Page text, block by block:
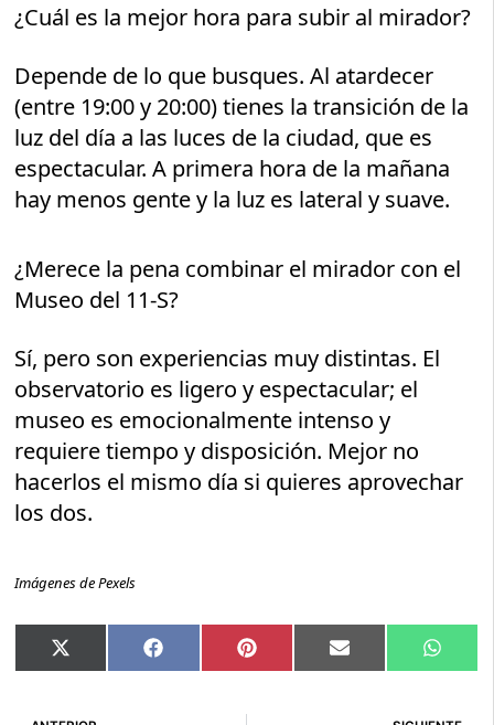
¿Cuál es la mejor hora para subir al mirador?
Depende de lo que busques. Al atardecer
(entre 19:00 y 20:00) tienes la transición de la
luz del día a las luces de la ciudad, que es
espectacular. A primera hora de la mañana
hay menos gente y la luz es lateral y suave.
¿Merece la pena combinar el mirador con el
Museo del 11-S?
Sí, pero son experiencias muy distintas. El
observatorio es ligero y espectacular; el
museo es emocionalmente intenso y
requiere tiempo y disposición. Mejor no
hacerlos el mismo día si quieres aprovechar
los dos.
Imágenes de Pexels
Compartir
en
X
(Twitter)
Compartir
en
Facebook Compartir
en
Pinterest Compartir
en
Email
en